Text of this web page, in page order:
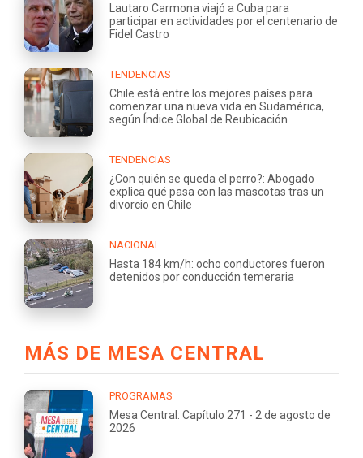
Lautaro Carmona viajó a Cuba para
participar en actividades por el centenario de
Fidel Castro
TENDENCIAS
Chile está entre los mejores países para
comenzar una nueva vida en Sudamérica,
según Índice Global de Reubicación
TENDENCIAS
¿Con quién se queda el perro?: Abogado
explica qué pasa con las mascotas tras un
divorcio en Chile
NACIONAL
Hasta 184 km/h: ocho conductores fueron
detenidos por conducción temeraria
MÁS DE MESA CENTRAL
PROGRAMAS
Mesa Central: Capítulo 271 - 2 de agosto de
2026